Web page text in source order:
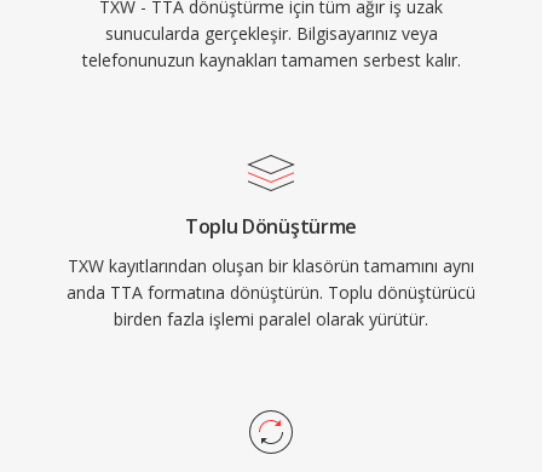
bir pay yakalamış olsa da TTA, sadeliğine ve
şeffaf sıkıştırmasına değer veren kullanıcılara
hizmet etmeye devam etmektedir.
TXW - TTA dönüştürme için tüm ağır iş uzak
sunucularda gerçekleşir. Bilgisayarınız veya
telefonunuzun kaynakları tamamen serbest kalır.
Toplu Dönüştürme
TXW kayıtlarından oluşan bir klasörün tamamını aynı
anda TTA formatına dönüştürün. Toplu dönüştürücü
birden fazla işlemi paralel olarak yürütür.